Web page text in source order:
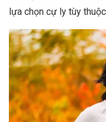
lựa chọn cự ly tùy